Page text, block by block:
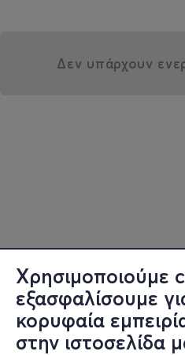
Χρησιμοποιούμε
εξασφαλίσουμε
κορυφαία
στην ιστοσελίδα
Δεν υπάρχουν